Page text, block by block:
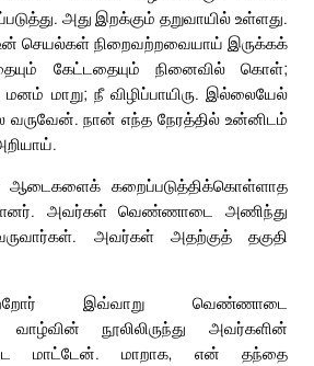
அது இறக்கும் தறுவாயில் உள்ளது.
உன் செயல்கள் நிறைவற்றவையாய் இருக்கக்
கேட்டதையும் நினைவில் கொள்;
மாறு; நீ விழிப்பாயிரு. இல்லையேல்
வருவேன். நான் எந்த நேரத்தில் உன்னிடம்
ஆடைகளைக் கறைப்படுத்திக்கொள்ளாத
அவர்கள் வெண்ணாடை அணிந்து
அவர்கள் அதற்குத் தகுதி
இவ்வாறு வெண்ணாடை
வாழ்வின் நூலிலிருந்து அவர்களின்
மாட்டேன். மாறாக, என் தந்தை